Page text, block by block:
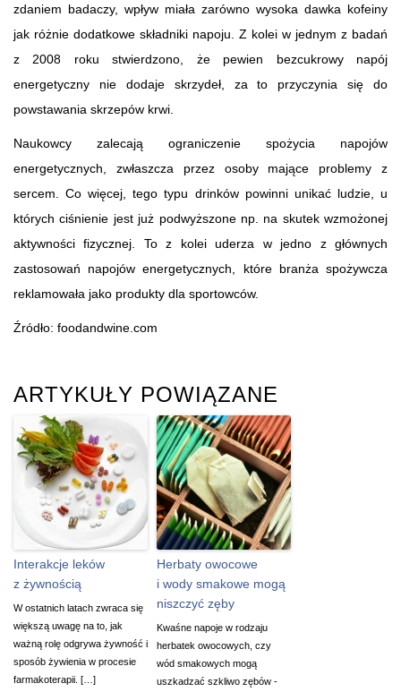
zdaniem badaczy, wpływ miała zarówno wysoka dawka kofeiny
jak różnie dodatkowe składniki napoju. Z kolei w jednym z badań
z 2008 roku stwierdzono, że pewien bezcukrowy napój
energetyczny nie dodaje skrzydeł, za to przyczynia się do
powstawania skrzepów krwi.
Naukowcy zalecają ograniczenie spożycia napojów
energetycznych, zwłaszcza przez osoby mające problemy z
sercem. Co więcej, tego typu drinków powinni unikać ludzie, u
których ciśnienie jest już podwyższone np. na skutek wzmożonej
aktywności fizycznej. To z kolei uderza w jedno z głównych
zastosowań napojów energetycznych, które branża spożywcza
reklamowała jako produkty dla sportowców.
Źródło: foodandwine.com
ARTYKUŁY POWIĄZANE
Interakcje leków
z żywnością
W ostatnich latach zwraca się
większą uwagę na to, jak
ważną rolę odgrywa żywność i
sposób żywienia w procesie
farmakoterapii. […]
Herbaty owocowe
i wody smakowe mogą
niszczyć zęby
Kwaśne napoje w rodzaju
herbatek owocowych, czy
wód smakowych mogą
uszkadzać szkliwo zębów -